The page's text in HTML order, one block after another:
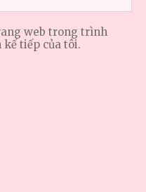
web trong trình
kế tiếp của tôi.